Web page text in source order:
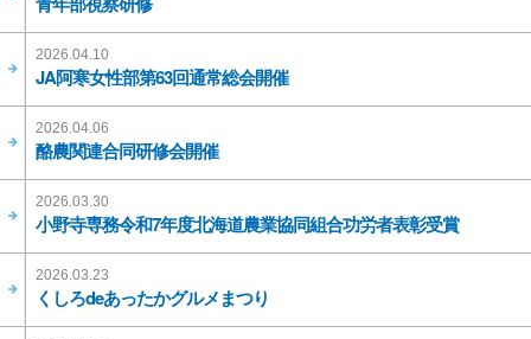
2026.04.10
JA阿寒女性部第63回通常総会開催
2026.04.06
酪農関連合同研修会開催
2026.03.30
小野寺専務令和7年度北海道農業協同組合功労者表彰受賞
2026.03.23
くしろdeあったかグルメまつり